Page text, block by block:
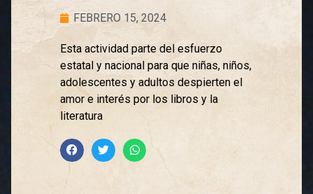
FEBRERO 15, 2024
Esta actividad parte del esfuerzo
estatal y nacional para que niñas, niños,
adolescentes y adultos despierten el
amor e interés por los libros y la
literatura